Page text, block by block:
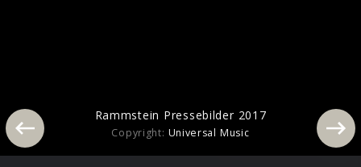
Rammstein Pressebilder 2017
Rammstein Pressebilder 2017
Copyright: Universal Music